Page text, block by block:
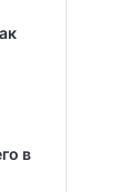
в